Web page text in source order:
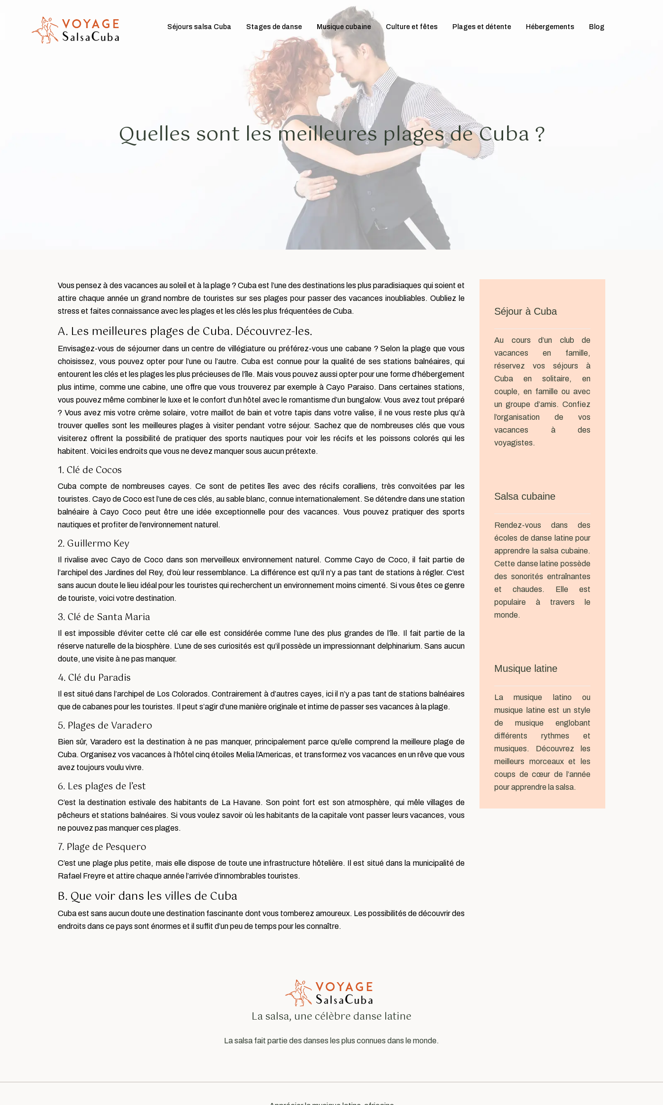
Séjours salsa Cuba Stages de danse Musique cubaine Culture et fêtes Plages et détente Hébergements Blog
Quelles sont les meilleures plages de Cuba ?
Vous pensez à des vacances au soleil et à la plage ? Cuba est l’une des destinations les plus paradisiaques qui soient et
attire chaque année un grand nombre de touristes sur ses plages pour passer des vacances inoubliables. Oubliez le
stress et faites connaissance avec les plages et les clés les plus fréquentées de Cuba.
A. Les meilleures plages de Cuba. Découvrez-les.
Envisagez-vous de séjourner dans un centre de villégiature ou préférez-vous une cabane ? Selon la plage que vous
choisissez, vous pouvez opter pour l’une ou l’autre. Cuba est connue pour la qualité de ses stations balnéaires, qui
entourent les clés et les plages les plus précieuses de l’île. Mais vous pouvez aussi opter pour une forme d’hébergement
plus intime, comme une cabine, une offre que vous trouverez par exemple à Cayo Paraiso. Dans certaines stations,
vous pouvez même combiner le luxe et le confort d’un hôtel avec le romantisme d’un bungalow. Vous avez tout préparé
? Vous avez mis votre crème solaire, votre maillot de bain et votre tapis dans votre valise, il ne vous reste plus qu’à
trouver quelles sont les meilleures plages à visiter pendant votre séjour. Sachez que de nombreuses clés que vous
visiterez offrent la possibilité de pratiquer des sports nautiques pour voir les récifs et les poissons colorés qui les
habitent. Voici les endroits que vous ne devez manquer sous aucun prétexte.
1. Clé de Cocos
Cuba compte de nombreuses cayes. Ce sont de petites îles avec des récifs coralliens, très convoitées par les
touristes. Cayo de Coco est l’une de ces clés, au sable blanc, connue internationalement. Se détendre dans une station
balnéaire à Cayo Coco peut être une idée exceptionnelle pour des vacances. Vous pouvez pratiquer des sports
nautiques et profiter de l’environnement naturel.
2. Guillermo Key
Il rivalise avec Cayo de Coco dans son merveilleux environnement naturel. Comme Cayo de Coco, il fait partie de
l’archipel des Jardines del Rey, d’où leur ressemblance. La différence est qu’il n’y a pas tant de stations à régler. C’est
sans aucun doute le lieu idéal pour les touristes qui recherchent un environnement moins cimenté. Si vous êtes ce genre
de touriste, voici votre destination.
3. Clé de Santa Maria
Il est impossible d’éviter cette clé car elle est considérée comme l’une des plus grandes de l’île. Il fait partie de la
réserve naturelle de la biosphère. L’une de ses curiosités est qu’il possède un impressionnant delphinarium. Sans aucun
doute, une visite à ne pas manquer.
4. Clé du Paradis
Il est situé dans l’archipel de Los Colorados. Contrairement à d’autres cayes, ici il n’y a pas tant de stations balnéaires
que de cabanes pour les touristes. Il peut s’agir d’une manière originale et intime de passer ses vacances à la plage.
5. Plages de Varadero
Bien sûr, Varadero est la destination à ne pas manquer, principalement parce qu’elle comprend la meilleure plage de
Cuba. Organisez vos vacances à l’hôtel cinq étoiles Melia l’Americas, et transformez vos vacances en un rêve que vous
avez toujours voulu vivre.
6. Les plages de l’est
C’est la destination estivale des habitants de La Havane. Son point fort est son atmosphère, qui mêle villages de
pêcheurs et stations balnéaires. Si vous voulez savoir où les habitants de la capitale vont passer leurs vacances, vous
ne pouvez pas manquer ces plages.
7. Plage de Pesquero
C’est une plage plus petite, mais elle dispose de toute une infrastructure hôtelière. Il est situé dans la municipalité de
Rafael Freyre et attire chaque année l’arrivée d’innombrables touristes.
B. Que voir dans les villes de Cuba
Cuba est sans aucun doute une destination fascinante dont vous tomberez amoureux. Les possibilités de découvrir des
endroits dans ce pays sont énormes et il suffit d’un peu de temps pour les connaître.
Séjour à Cuba
Au cours d’un club de
vacances en famille,
réservez vos séjours à
Cuba en solitaire, en
couple, en famille ou avec
un groupe d’amis. Confiez
l’organisation de vos
vacances à des
voyagistes.
Salsa cubaine
Rendez-vous dans des
écoles de danse latine pour
apprendre la salsa cubaine.
Cette danse latine possède
des sonorités entraînantes
et chaudes. Elle est
populaire à travers le
monde.
Musique latine
La musique latino ou
musique latine est un style
de musique englobant
différents rythmes et
musiques. Découvrez les
meilleurs morceaux et les
coups de cœur de l’année
pour apprendre la salsa.
La salsa, une célèbre danse latine
La salsa fait partie des danses les plus connues dans le monde.